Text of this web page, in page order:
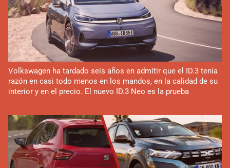
Volkswagen ha tardado seis años en admitir que el ID.3 tenía
razón en casi todo menos en los mandos, en la calidad de su
interior y en el precio. El nuevo ID.3 Neo es la prueba